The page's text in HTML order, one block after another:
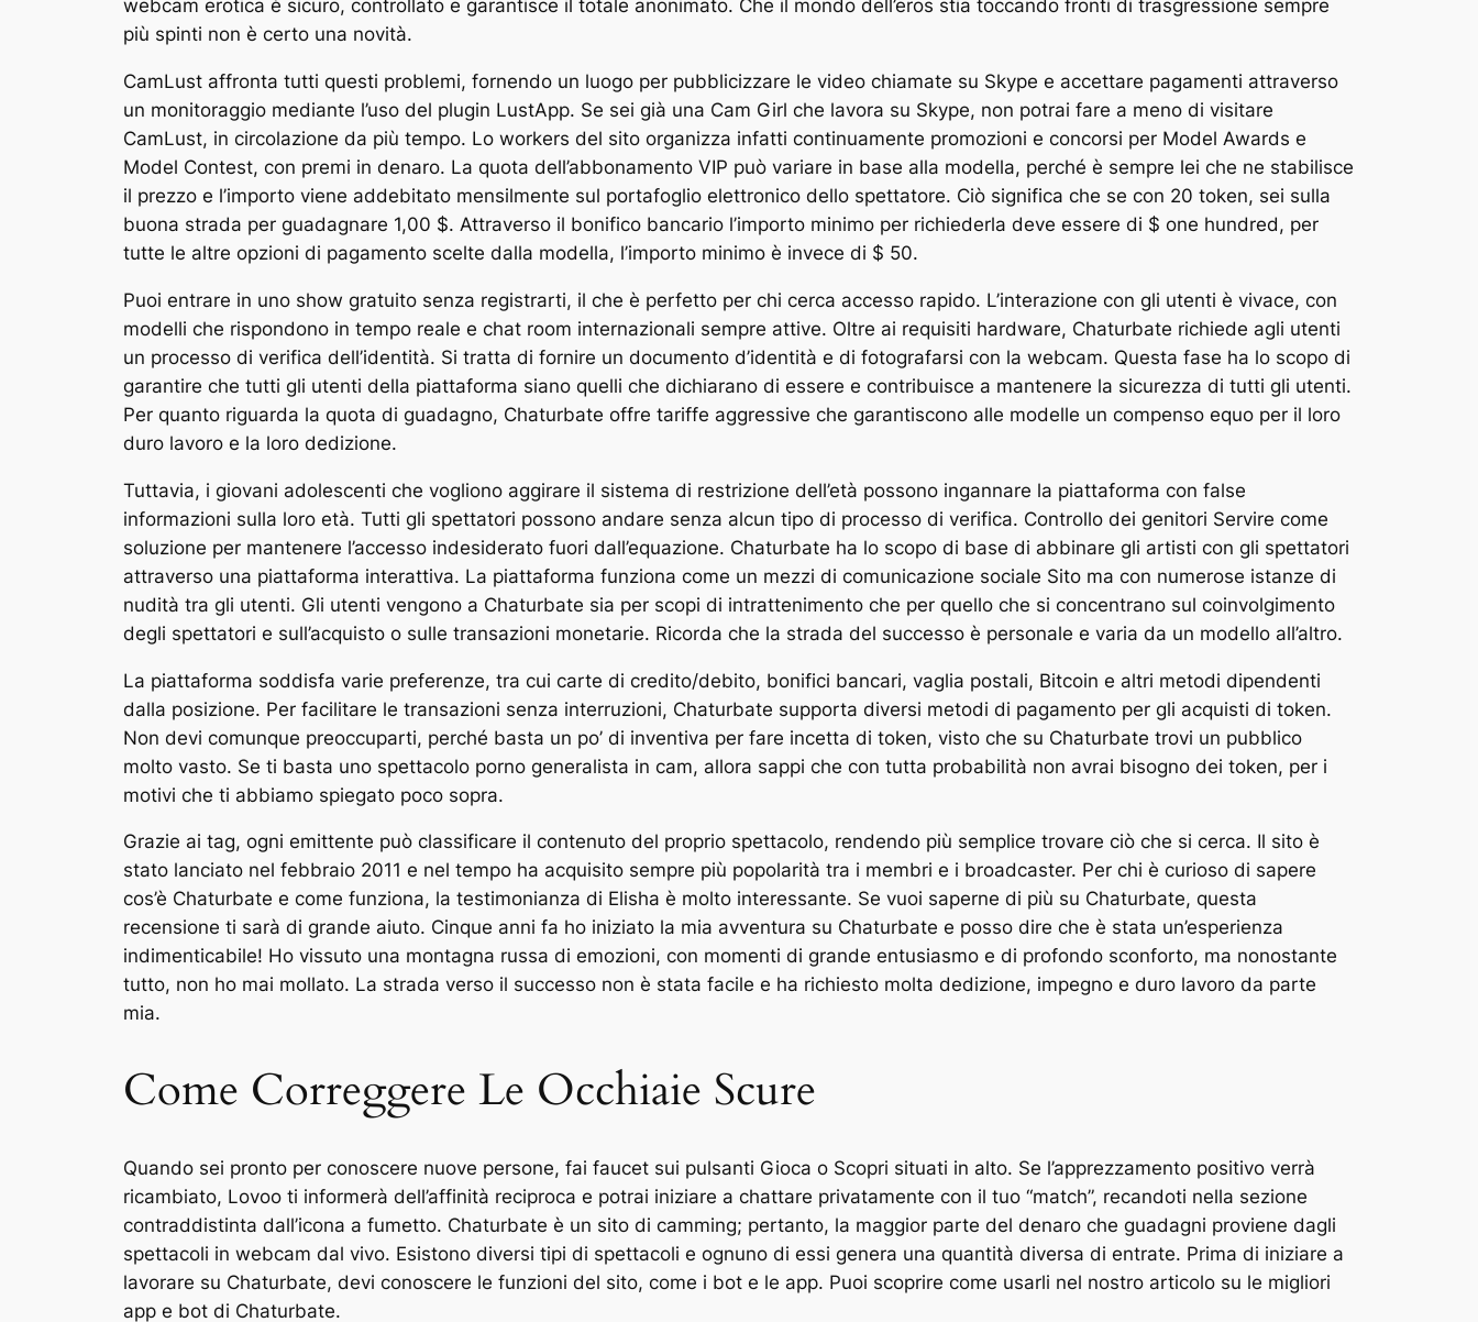
webcam erotica è sicuro, controllato e garantisce il totale anonimato. Che il mondo dell’eros stia toccando fronti di trasgressione sempre
più spinti non è certo una novità.
CamLust affronta tutti questi problemi, fornendo un luogo per pubblicizzare le video chiamate su Skype e accettare pagamenti attraverso
un monitoraggio mediante l’uso del plugin LustApp. Se sei già una Cam Girl che lavora su Skype, non potrai fare a meno di visitare
CamLust, in circolazione da più tempo. Lo workers del sito organizza infatti continuamente promozioni e concorsi per Model Awards e
Model Contest, con premi in denaro. La quota dell’abbonamento VIP può variare in base alla modella, perché è sempre lei che ne stabilisce
il prezzo e l’importo viene addebitato mensilmente sul portafoglio elettronico dello spettatore. Ciò significa che se con 20 token, sei sulla
buona strada per guadagnare 1,00 $. Attraverso il bonifico bancario l’importo minimo per richiederla deve essere di $ one hundred, per
tutte le altre opzioni di pagamento scelte dalla modella, l’importo minimo è invece di $ 50.
Puoi entrare in uno show gratuito senza registrarti, il che è perfetto per chi cerca accesso rapido. L’interazione con gli utenti è vivace, con
modelli che rispondono in tempo reale e chat room internazionali sempre attive. Oltre ai requisiti hardware, Chaturbate richiede agli utenti
un processo di verifica dell’identità. Si tratta di fornire un documento d’identità e di fotografarsi con la webcam. Questa fase ha lo scopo di
garantire che tutti gli utenti della piattaforma siano quelli che dichiarano di essere e contribuisce a mantenere la sicurezza di tutti gli utenti.
Per quanto riguarda la quota di guadagno, Chaturbate offre tariffe aggressive che garantiscono alle modelle un compenso equo per il loro
duro lavoro e la loro dedizione.
Tuttavia, i giovani adolescenti che vogliono aggirare il sistema di restrizione dell’età possono ingannare la piattaforma con false
informazioni sulla loro età. Tutti gli spettatori possono andare senza alcun tipo di processo di verifica. Controllo dei genitori Servire come
soluzione per mantenere l’accesso indesiderato fuori dall’equazione. Chaturbate ha lo scopo di base di abbinare gli artisti con gli spettatori
attraverso una piattaforma interattiva. La piattaforma funziona come un mezzi di comunicazione sociale Sito ma con numerose istanze di
nudità tra gli utenti. Gli utenti vengono a Chaturbate sia per scopi di intrattenimento che per quello che si concentrano sul coinvolgimento
degli spettatori e sull’acquisto o sulle transazioni monetarie. Ricorda che la strada del successo è personale e varia da un modello all’altro.
La piattaforma soddisfa varie preferenze, tra cui carte di credito/debito, bonifici bancari, vaglia postali, Bitcoin e altri metodi dipendenti
dalla posizione. Per facilitare le transazioni senza interruzioni, Chaturbate supporta diversi metodi di pagamento per gli acquisti di token.
Non devi comunque preoccuparti, perché basta un po’ di inventiva per fare incetta di token, visto che su Chaturbate trovi un pubblico
molto vasto. Se ti basta uno spettacolo porno generalista in cam, allora sappi che con tutta probabilità non avrai bisogno dei token, per i
motivi che ti abbiamo spiegato poco sopra.
Grazie ai tag, ogni emittente può classificare il contenuto del proprio spettacolo, rendendo più semplice trovare ciò che si cerca. Il sito è
stato lanciato nel febbraio 2011 e nel tempo ha acquisito sempre più popolarità tra i membri e i broadcaster. Per chi è curioso di sapere
cos’è Chaturbate e come funziona, la testimonianza di Elisha è molto interessante. Se vuoi saperne di più su Chaturbate, questa
recensione ti sarà di grande aiuto. Cinque anni fa ho iniziato la mia avventura su Chaturbate e posso dire che è stata un’esperienza
indimenticabile! Ho vissuto una montagna russa di emozioni, con momenti di grande entusiasmo e di profondo sconforto, ma nonostante
tutto, non ho mai mollato. La strada verso il successo non è stata facile e ha richiesto molta dedizione, impegno e duro lavoro da parte
mia.
Come Correggere Le Occhiaie Scure
Quando sei pronto per conoscere nuove persone, fai faucet sui pulsanti Gioca o Scopri situati in alto. Se l’apprezzamento positivo verrà
ricambiato, Lovoo ti informerà dell’affinità reciproca e potrai iniziare a chattare privatamente con il tuo “match”, recandoti nella sezione
contraddistinta dall’icona a fumetto. Chaturbate è un sito di camming; pertanto, la maggior parte del denaro che guadagni proviene dagli
spettacoli in webcam dal vivo. Esistono diversi tipi di spettacoli e ognuno di essi genera una quantità diversa di entrate. Prima di iniziare a
lavorare su Chaturbate, devi conoscere le funzioni del sito, come i bot e le app. Puoi scoprire come usarli nel nostro articolo su le migliori
app e bot di Chaturbate.